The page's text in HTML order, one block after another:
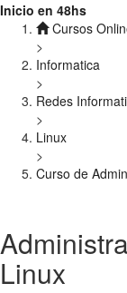
Inicio en 48hs
Cursos
>
Informatica
>
Redes
>
Linux
>
Curso de
Linux